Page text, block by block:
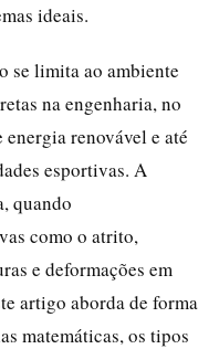
ideais.
se limita ao ambiente
na engenharia, no
renovável e até
esportivas. A
quando
como o atrito,
e deformações em
artigo aborda de forma
matemáticas, os tipos